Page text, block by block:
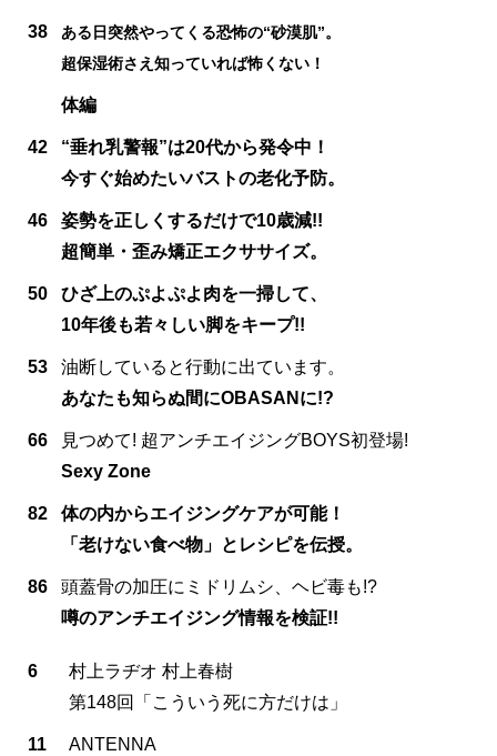
38
ある日突然やってくる恐怖の“砂漠肌”。
超保湿術さえ知っていれば怖くない！
体編
42
“垂れ乳警報”は20代から発令中！
今すぐ始めたいバストの老化予防。
46
姿勢を正しくするだけで10歳減!!
超簡単・歪み矯正エクササイズ。
50
ひざ上のぷよぷよ肉を一掃して、
10年後も若々しい脚をキープ!!
53
油断していると行動に出ています。
あなたも知らぬ間にOBASANに!?
66
見つめて! 超アンチエイジングBOYS初登場!
Sexy Zone
82
体の内からエイジングケアが可能！
「老けない食べ物」とレシピを伝授。
86
頭蓋骨の加圧にミドリムシ、ヘビ毒も!?
噂のアンチエイジング情報を検証!!
6
村上ラヂオ 村上春樹
第148回「こういう死に方だけは」
11
ANTENNA